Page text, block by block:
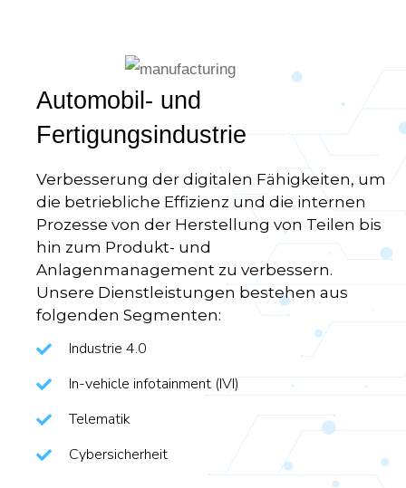
Automobil- und
Fertigungsindustrie
Verbesserung der digitalen Fähigkeiten, um
die betriebliche Effizienz und die internen
Prozesse von der Herstellung von Teilen bis
hin zum Produkt- und
Anlagenmanagement zu verbessern.
Unsere Dienstleistungen bestehen aus
folgenden Segmenten:
Industrie 4.0
In-vehicle infotainment (IVI)
Telematik
Cybersicherheit